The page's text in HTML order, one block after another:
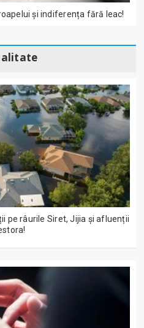
și indiferența fără leac!
pe râurile Siret, Jijia și afluenții